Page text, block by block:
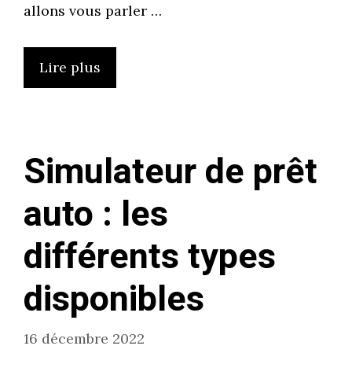
allons vous parler …
Lire plus
Simulateur de prêt
auto : les
différents types
disponibles
16 décembre 2022